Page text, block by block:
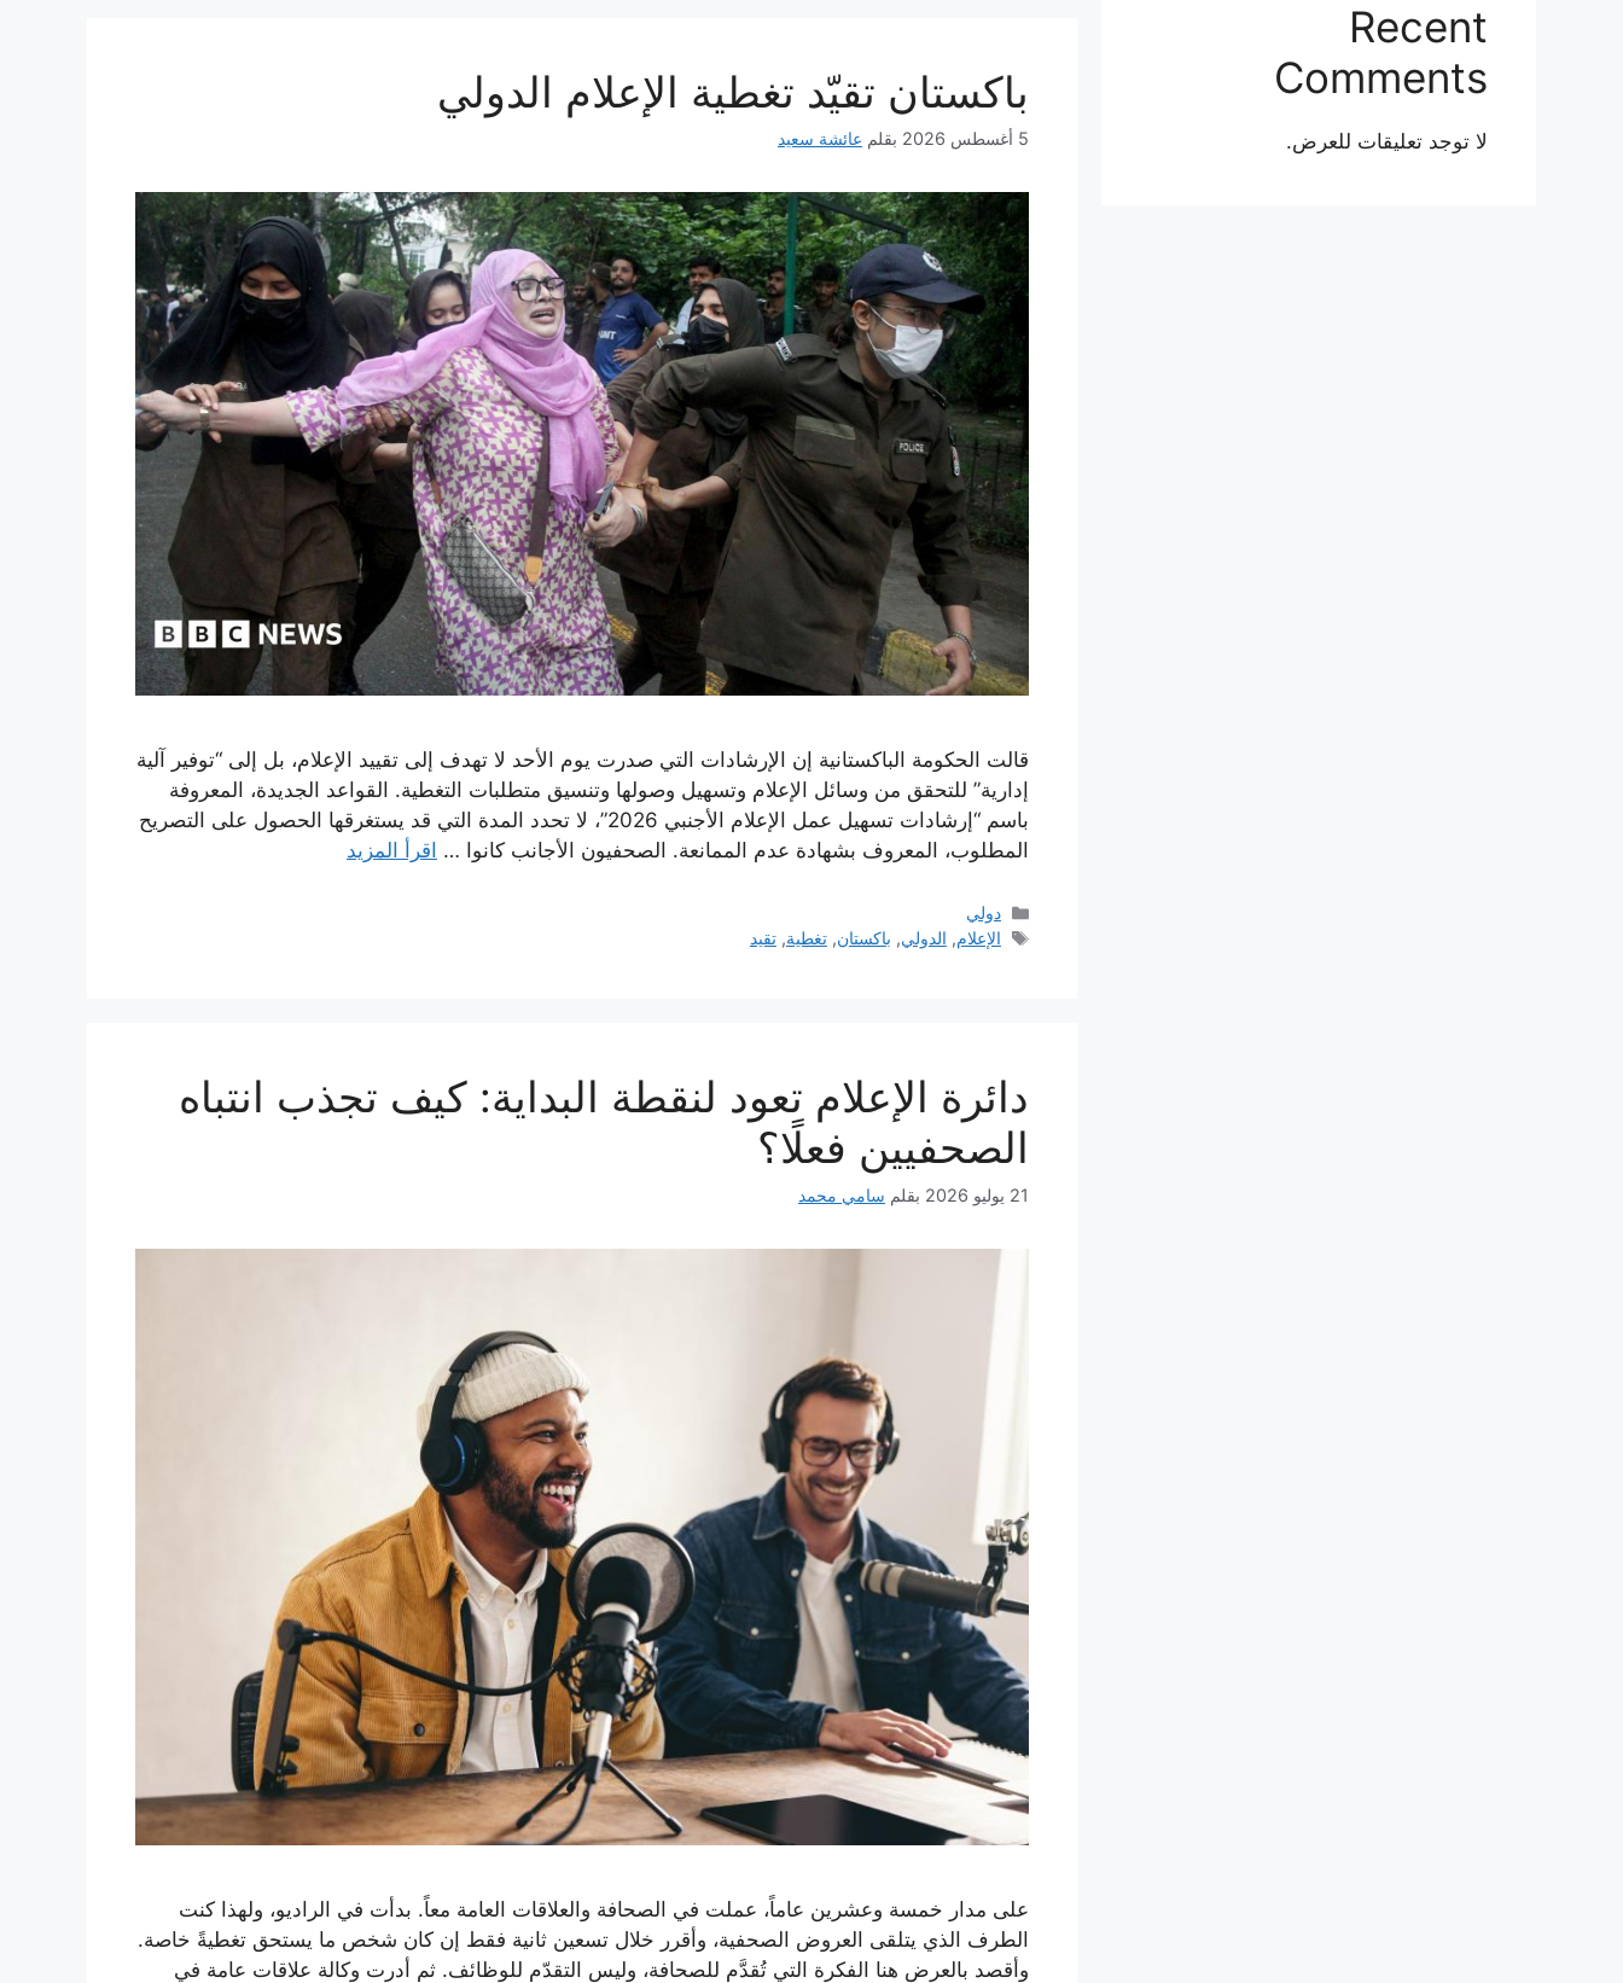
باكستان تقيّد تغطية الإعلام الدولي
5 أغسطس 2026 بقلم عائشة سعيد
قالت الحكومة الباكستانية إن الإرشادات التي صدرت يوم الأحد لا تهدف إلى تقييد الإعلام، بل إلى “توفير آلية
إدارية” للتحقق من وسائل الإعلام وتسهيل وصولها وتنسيق متطلبات التغطية. القواعد الجديدة، المعروفة
باسم “إرشادات تسهيل عمل الإعلام الأجنبي 2026”، لا تحدد المدة التي قد يستغرقها الحصول على التصريح
المطلوب، المعروف بشهادة عدم الممانعة. الصحفيون الأجانب كانوا … اقرأ المزيد
التصنيفات
دولي
الوسوم
الإعلام, الدولي, باكستان,تغطية,تقيد
دائرة الإعلام تعود لنقطة البداية: كيف تجذب انتباه
الصحفيين فعلًا؟
21 يوليو 2026 بقلم سامي محمد
على مدار خمسة وعشرين عاماً، عملت في الصحافة والعلاقات العامة معاً. بدأت في الراديو، ولهذا كنت
الطرف الذي يتلقى العروض الصحفية، وأقرر خلال تسعين ثانية فقط إن كان شخص ما يستحق تغطيةً خاصة.
وأقصد بالعرض هنا الفكرة التي تُقدَّم للصحافة، وليس التقدّم للوظائف. ثم أدرت وكالة علاقات عامة في
Recent
Comments
لا توجد تعليقات للعرض.